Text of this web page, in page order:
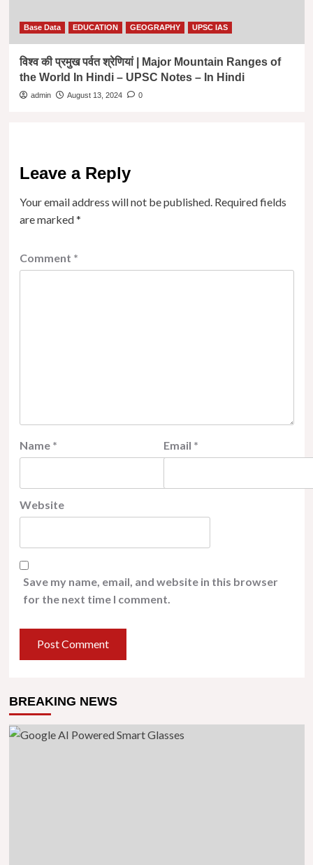
Base Data EDUCATION GEOGRAPHY UPSC IAS
विश्व की प्रमुख पर्वत श्रेणियां | Major Mountain Ranges of
the World In Hindi – UPSC Notes – In Hindi
admin August 13, 2024 0
Leave a Reply
Your email address will not be published. Required fields
are marked*
Comment *
Name * Email *
Website
Save my name, email, and website in this browser
for the next time I comment.
BREAKING NEWS